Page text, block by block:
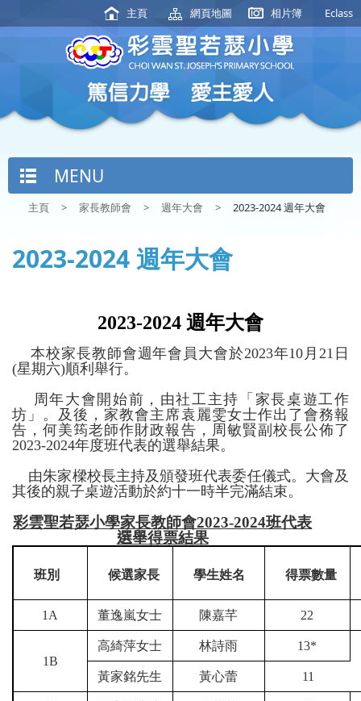
主頁 網頁地圖 相片簿 Eclass
MENU
主頁 > 家長教師會 > 週年大會 > 2023-2024 週年大會
2023-2024 週年大會
2023-2024 週年大會
本校家長教師會週年會員大會於2023年10 月21 日
(星期六)順利舉行。
周年大會開始前，由社工主持「家長桌遊工作
坊」。及後，家教會主席袁麗雯女士作出了會務報
告，何美筠老師作財政報告，周敏賢副校長公佈了
2023-2024年度班代表的選舉結果。
由朱家樑校長主持及頒發班代表委任儀式。大會及
其後的親子桌遊活動於約十一時半完滿結束。
彩雲聖若瑟小學家長教師會2023-2024班代表
選舉得票結果
班別 候選家長 學生姓名 得票數量
1A 董逸嵐女士 陳嘉芊 22
1B
高綺萍女士 林詩雨 13*
黃家銘先生 黃心蕾 11